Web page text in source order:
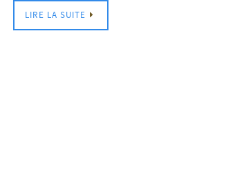
LIRE LA SUITE